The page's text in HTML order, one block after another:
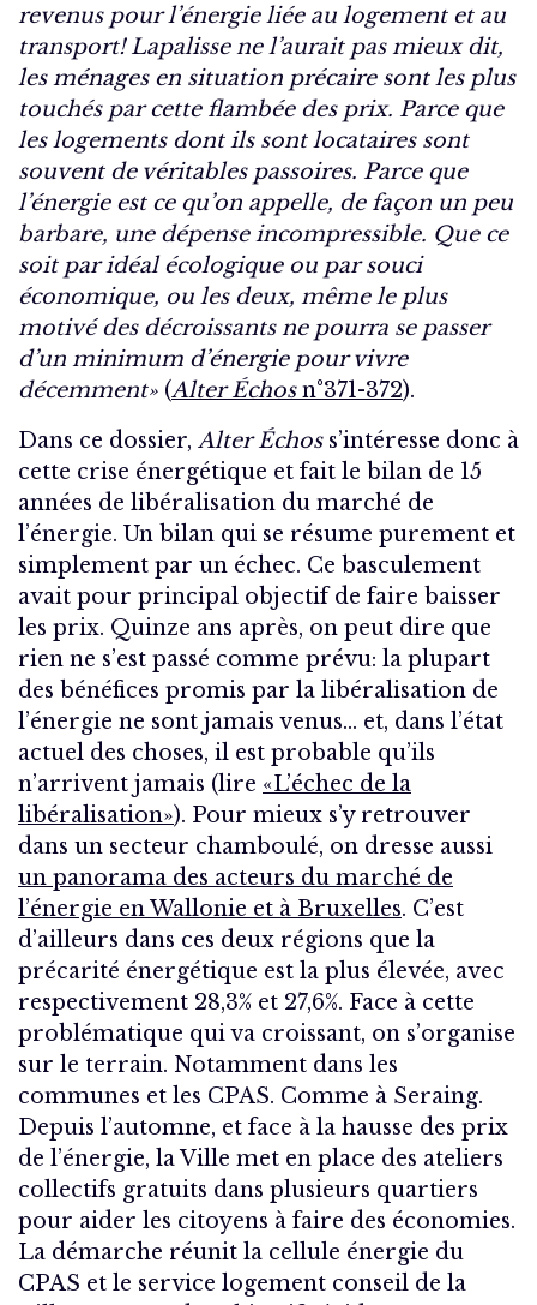
revenus pour l’énergie liée au logement et au
transport! Lapalisse ne l’aurait pas mieux dit,
les ménages en situation précaire sont les plus
touchés par cette flambée des prix. Parce que
les logements dont ils sont locataires sont
souvent de véritables passoires. Parce que
l’énergie est ce qu’on appelle, de façon un peu
barbare, une dépense incompressible. Que ce
soit par idéal écologique ou par souci
économique, ou les deux, même le plus
motivé des décroissants ne pourra se passer
d’un minimum d’énergie pour vivre
décemment» (Alter Échosn°371-372).
Dans ce dossier, Alter Échoss’intéresse donc à
cette crise énergétique et fait le bilan de 15
années de libéralisation du marché de
l’énergie. Un bilan qui se résume purement et
simplement par un échec. Ce basculement
avait pour principal objectif de faire baisser
les prix. Quinze ans après, on peut dire que
rien ne s’est passé comme prévu: la plupart
des bénéfices promis par la libéralisation de
l’énergie ne sont jamais venus… et, dans l’état
actuel des choses, il est probable qu’ils
n’arrivent jamais (lire «L’échec de la
libéralisation»). Pour mieux s’y retrouver
dans un secteur chamboulé, on dresse aussi
un panorama des acteurs du marché de
l’énergie en Wallonie et à Bruxelles. C’est
d’ailleurs dans ces deux régions que la
précarité énergétique est la plus élevée, avec
respectivement 28,3% et 27,6%. Face à cette
problématique qui va croissant, on s’organise
sur le terrain. Notamment dans les
communes et les CPAS. Comme à Seraing.
Depuis l’automne, et face à la hausse des prix
de l’énergie, la Ville met en place des ateliers
collectifs gratuits dans plusieurs quartiers
pour aider les citoyens à faire des économies.
La démarche réunit la cellule énergie du
CPAS et le service logement conseil de la